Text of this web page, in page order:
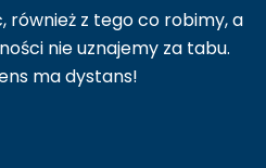
również z tego co robimy, a
nie uznajemy za tabu.
ma dystans!